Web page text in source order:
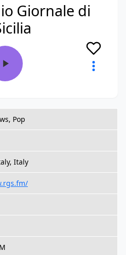
Giornale di
Pop
Italy